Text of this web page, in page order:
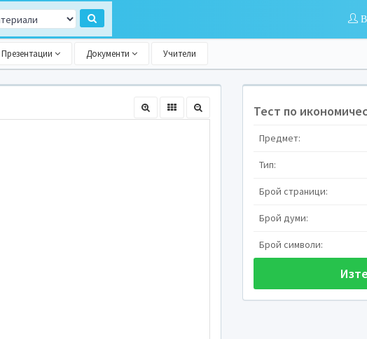
Презентации Документи Учители
Тест по
Предмет:
Тип:
Брой страници:
Брой думи:
Брой символи: